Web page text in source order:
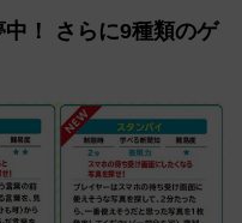
！ さらに9種類のゲ